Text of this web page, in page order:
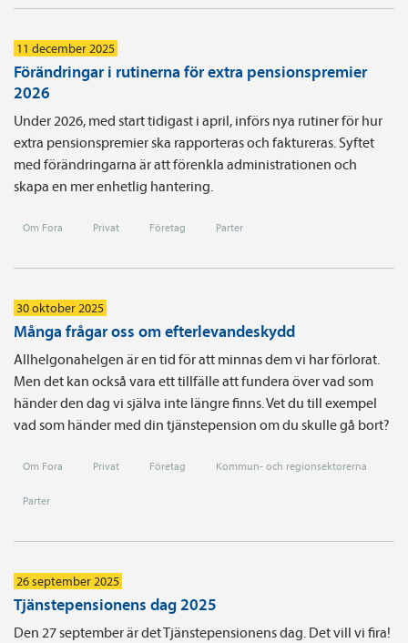
11 december 2025
Förändringar i rutinerna för extra pensionspremier
2026
Under 2026, med start tidigast i april, införs nya rutiner för hur
extra pensionspremier ska rapporteras och faktureras. Syftet
med förändringarna är att förenkla administrationen och
skapa en mer enhetlig hantering.
Om Fora Privat Företag Parter
30 oktober 2025
Många frågar oss om efterlevandeskydd
Allhelgonahelgen är en tid för att minnas dem vi har förlorat.
Men det kan också vara ett tillfälle att fundera över vad som
händer den dag vi själva inte längre finns. Vet du till exempel
vad som händer med din tjänstepension om du skulle gå bort?
Om Fora Privat Företag Kommun- och regionsektorerna
Parter
26 september 2025
Tjänstepensionens dag 2025
Den 27 september är det Tjänstepensionens dag. Det vill vi fira!